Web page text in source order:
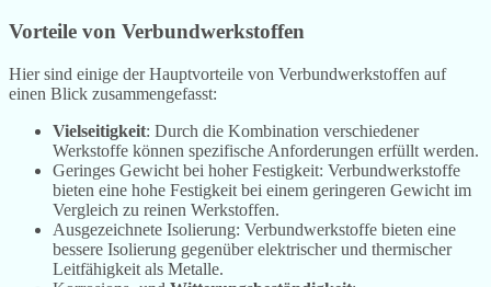
Vorteile von Verbundwerkstoffen
Hier sind einige der Hauptvorteile von Verbundwerkstoffen auf
einen Blick zusammengefasst:
Vielseitigkeit: Durch die Kombination verschiedener
Werkstoffe können spezifische Anforderungen erfüllt werden.
Geringes Gewicht bei hoher Festigkeit: Verbundwerkstoffe
bieten eine hohe Festigkeit bei einem geringeren Gewicht im
Vergleich zu reinen Werkstoffen.
Ausgezeichnete Isolierung: Verbundwerkstoffe bieten eine
bessere Isolierung gegenüber elektrischer und thermischer
Leitfähigkeit als Metalle.